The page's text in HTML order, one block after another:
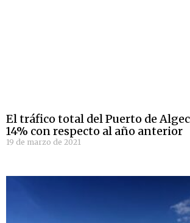
El tráfico total del Puerto de
14% con respecto al año anterior
19 de marzo de 2021